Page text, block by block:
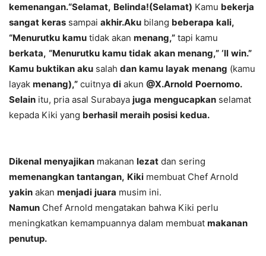
kemenangan.“Selamat, Belinda!(Selamat) Kamu bekerja
sangat keras sampai akhir.Aku bilang beberapa kali,
“Menurutku kamu tidak akan menang,” tapi kamu
berkata, “Menurutku kamu tidak akan menang,” ‘ll win.”
Kamu buktikan aku salah dan kamu layak menang (kamu
layak menang),” cuitnya di akun @X.Arnold Poernomo.
Selain itu, pria asal Surabaya juga mengucapkan selamat
kepada Kiki yang berhasil meraih posisi kedua.
Dikenal menyajikan makanan lezat dan sering
memenangkan tantangan, Kiki membuat Chef Arnold
yakin akan menjadi juara musim ini.
Namun Chef Arnold mengatakan bahwa Kiki perlu
meningkatkan kemampuannya dalam membuat makanan
penutup.